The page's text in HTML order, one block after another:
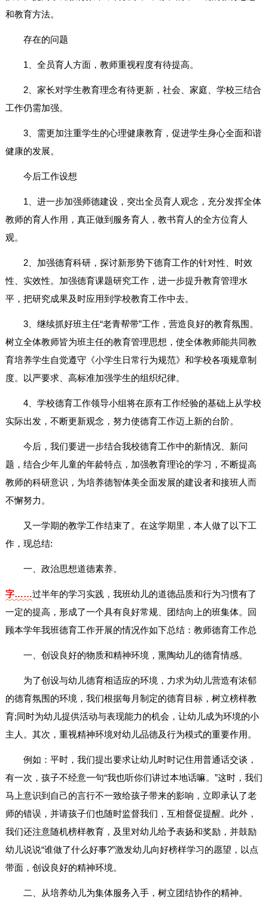
和教育方法。
存在的问题
1、全员育人方面，教师重视程度有待提高。
2、家长对学生教育理念有待更新，社会、家庭、学校三结合
工作仍需加强。
3、需更加注重学生的心理健康教育，促进学生身心全面和谐
健康的发展。
今后工作设想
1、进一步加强师德建设，突出全员育人观念，充分发挥全体
教师的育人作用，真正做到服务育人，教书育人的全方位育人
观。
2、加强德育科研，探讨新形势下德育工作的针对性、时效
性、实效性。加强德育课题研究工作，进一步提升教育管理水
平，把研究成果及时应用到学校教育工作中去。
3、继续抓好班主任“老青帮带”工作，营造良好的教育氛围。
树立全体教师皆为班主任的教育管理思想，使全体教师能共同教
育培养学生自觉遵守《小学生日常行为规范》和学校各项规章制
度。以严要求、高标准加强学生的组织纪律。
4、学校德育工作领导小组将在原有工作经验的基础上从学校
实际出发，不断更新观念，努力使德育工作迈上新的台阶。
今后，我们要进一步结合我校德育工作中的新情况、新问
题，结合少年儿童的年龄特点，加强教育理论的学习，不断提高
教师的科研意识，为培养德智体美全面发展的建设者和接班人而
不懈努力。
又一学期的教学工作结束了。在这学期里，本人做了以下工
作，现总结:
一、政治思想道德素养。
字……过半年的学习实践，我班幼儿的道德品质和行为习惯有了
一定的提高，形成了一个具有良好常规、团结向上的班集体。回
顾本学年我班德育工作开展的情况作如下总结：
一、创设良好的物质和精神环境，熏陶幼儿的德育情感。
为了创设与幼儿德育相适应的环境，力求为幼儿营造有浓郁
的德育氛围的环境，我们根据每月制定的德育目标，树立榜样教
育;同时为幼儿提供活动与表现能力的机会，让幼儿成为环境的小
主人。其次，重视精神环境对幼儿品德及行为模式的重要作用。
例如：平时，我们提出要求让幼儿时时记住用普通话交谈，
有一次，孩子不经意一句“我也听你们讲过本地话嘛。”这时，我们
马上意识到自己的言行不一致给孩子带来的影响，立即承认了老
师的错误，并请孩子们也随时监督我们，互相督促提醒。此外，
我们还注意随机榜样教育，及里对幼儿给予表扬和奖励，并鼓励
幼儿说说“谁做了什么好事?”激发幼儿向好榜样学习的愿望，以点
带面，创设良好的精神环境。
二、从培养幼儿为集体服务入手，树立团结协作的精神。
教师德育工作总